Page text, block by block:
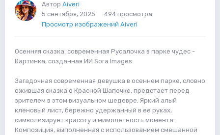
Автор Aiveri
5 сентября, 2025
494 просмотра
Просмотр изображений Aiveri
Осенняя сказка: современная Русалочка в парке чудес -
Картинка, созданная ИИ Sora Images
Загадочная современная девушка в осеннем парке, словно
ожившая сказка о Красной Шапочке, предстает перед
зрителем в этом визуальном шедевре. Яркий алый
кленовый лист, бережно удержанный в ее руках,
символизирует красоту и мимолетность момента.
Композиция, выполненная с использованием смешанной